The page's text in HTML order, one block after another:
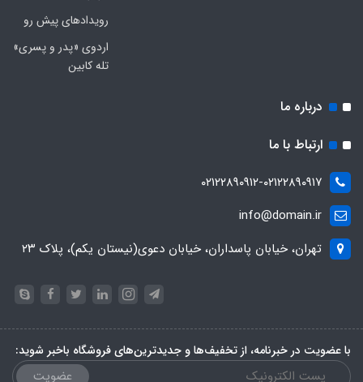
رویدادهای پیش رو
اردوی «پدر و پسری»
تله کابین
درباره ما
ارتباط با ما
۰۲۱۲۲۸۹۰۹۱۲-۰۲۱۲۲۸۹۰۹۱۷
info@domain.ir
تهران، خیابان پاسداران، خیابان دعوی(نیستان یکم)، پلاک ۲۳
با عضویت در خبرنامه، از تخفیف‌ها و جدیدترین‌های فروشگاه باخبر شوید:
عضویت